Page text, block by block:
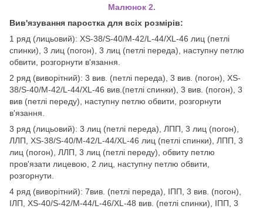
Малюнок 2.
Вив'язування паростка для всіх розмірів:
1 ряд (лицьовий): XS-38/S-40/M-42/L-44/XL-46 лиц (петлі
спинки), 3 лиц (погон), 3 лиц (петлі переда), наступну петлю
обвити, розгорнути в'язання.
2 ряд (виворітний): 3 вив. (петлі переда), 3 вив. (погон), XS-
38/S-40/M-42/L-44/XL-46 вив.(петлі спинки), 3 вив. (погон), 3
вив (петлі переду), наступну петлю обвити, розгорнути
в'язання.
3 ряд (лицьовий): 3 лиц (петлі переда), ЛПП, 3 лиц (погон),
ЛЛП, XS-38/S-40/M-42/L-44/XL-46 лиц (петлі спинки), ЛПП, 3
лиц (погон), ЛЛП, 3 лиц (петлі переду), обвиту петлю
пров'язати лицевою, 2 лиц, наступну петлю обвити,
розгорнути.
4 ряд ​​(виворітний): 7вив. (петлі переда), ІПП, 3 вив. (погон),
ІЛП, XS-40/S-42/M-44/L-46/XL-48 вив. (петлі спинки), ІПП, 3